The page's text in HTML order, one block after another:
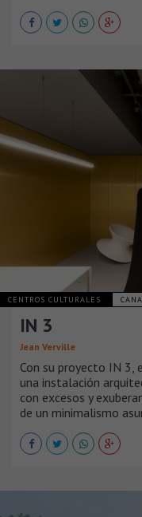
CENTROS CULTURALES
IN 3
Jean Verville
Con su proyecto IN 3,
una instalación
con excesos y
de un minimalismo